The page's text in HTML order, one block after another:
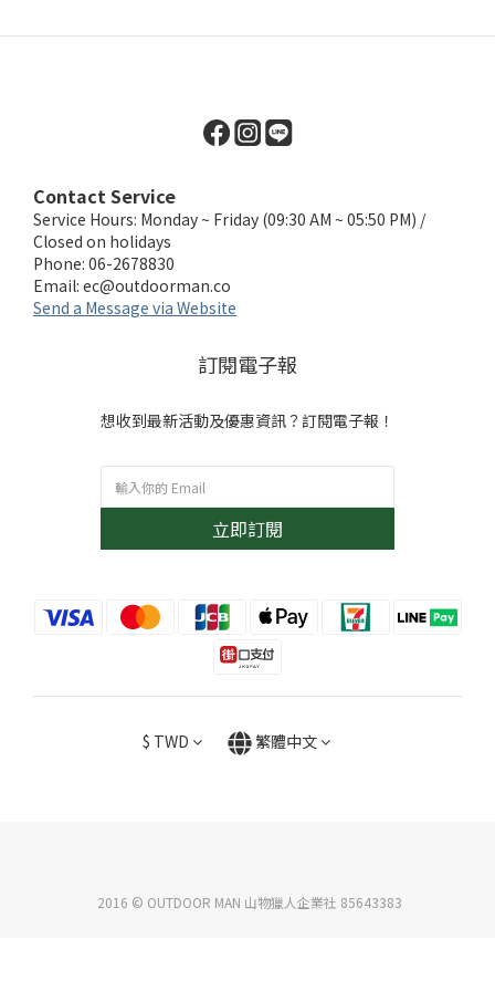
Contact Service
Service Hours: Monday ~ Friday (09:30 AM ~ 05:50 PM) /
Closed on holidays
Phone: 06-2678830
Email: ec@outdoorman.co
Send a Message via Website
訂閱電子報
想收到最新活動及優惠資訊？訂閱電子報！
立即訂閱
$ TWD 繁體中文
2016 © OUTDOOR MAN 山物獵人企業社 85643383